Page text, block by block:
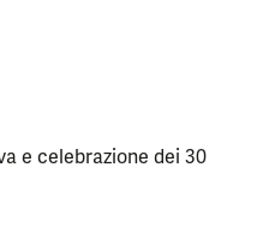
e celebrazione dei 30